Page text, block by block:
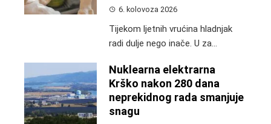
6. kolovoza 2026
Tijekom ljetnih vrućina hladnjak
radi dulje nego inače. U za...
Nuklearna elektrarna
Krško nakon 280 dana
neprekidnog rada smanjuje
snagu